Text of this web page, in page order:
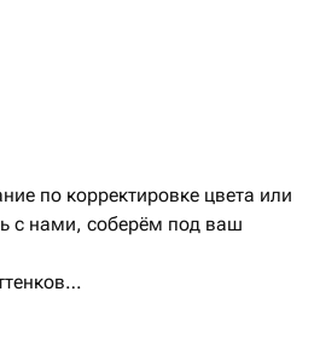
по корректировке цвета или
с нами, соберём под ваш